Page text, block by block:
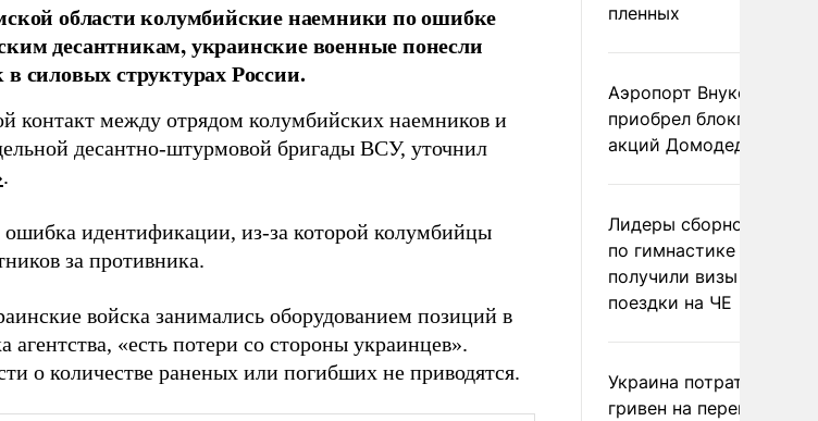
области колумбийские наемники по ошибке
десантникам, украинские военные понесли
силовых структурах России.
контакт между отрядом колумбийских наемников и
десантно-штурмовой бригады ВСУ, уточнил
.
идентификации, из-за которой колумбийцы
за противника.
войска занимались оборудованием позиций в
агентства, «есть потери со стороны украинцев».
о количестве раненых или погибших не приводятся.
пленных
Аэропорт Внуково
приобрел блокпакет
акций Домодедово
Лидеры сборной
по гимнастике не
получили визы для
поездки на ЧЕ
Украина потратила 1
гривен на